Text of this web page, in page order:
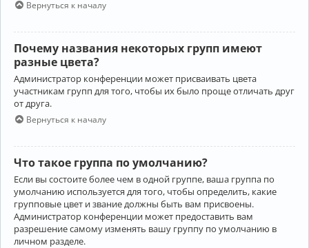
Вернуться к началу
Почему названия некоторых групп имеют
разные цвета?
Администратор конференции может присваивать цвета
участникам групп для того, чтобы их было проще отличать друг
от друга.
Вернуться к началу
Что такое группа по умолчанию?
Если вы состоите более чем в одной группе, ваша группа по
умолчанию используется для того, чтобы определить, какие
групповые цвет и звание должны быть вам присвоены.
Администратор конференции может предоставить вам
разрешение самому изменять вашу группу по умолчанию в
личном разделе.